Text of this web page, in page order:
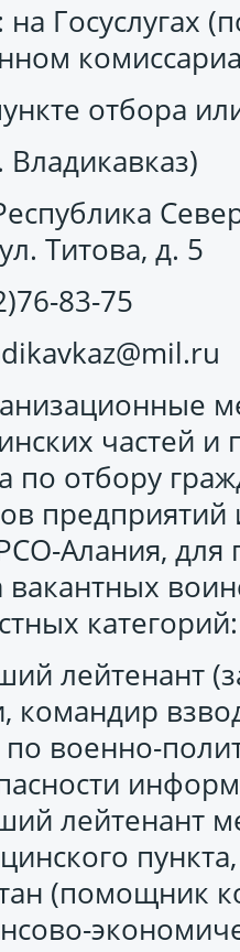
Госуслугах
отбора
Владикавказ)
Титова, д. 5
83-75
частей
по отбору
Алания,
вакантных
категорий:
лейтенант
командир
военно-
лейтенант
(помощник